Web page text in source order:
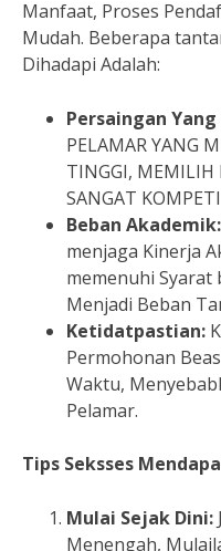
Manfaat, Proses
Mudah. Beberapa
Dihadapi Adalah:
Persaingan
PELAMAR YANG
TINGGI, MEMILIH
SANGAT
Beban Akademik:
menjaga Kinerja
memenuhi Syarat
Menjadi Beban
Ketidatpastian:
Permohonan
Waktu,
Pelamar.
Tips Seksses
Mulai Sejak Dini:
Menengah,